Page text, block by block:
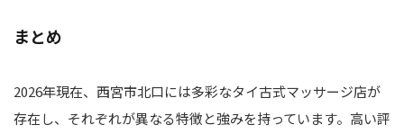
まとめ
2026年現在、西宮市北口には多彩なタイ古式マッサージ店が
存在し、それぞれが異なる特徴と強みを持っています。高い評